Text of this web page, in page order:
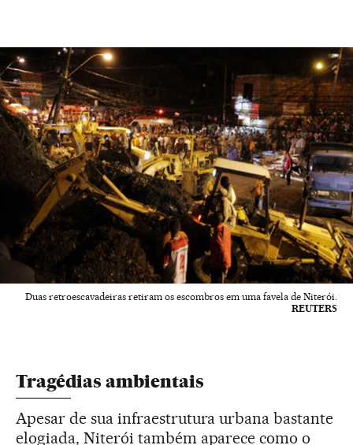
Duas retroescavadeiras retiram os escombros em uma favela de Niterói.
REUTERS
Tragédias ambientais
Apesar de sua infraestrutura urbana bastante
elogiada, Niterói também aparece como o